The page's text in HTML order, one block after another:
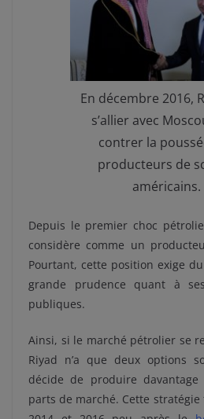
En décembre 2016,
s’allier avec
contrer la
producteurs de
américains.
Depuis le premier choc
considère comme un
Pourtant, cette position exige
grande prudence quant à
publiques.
Ainsi, si le marché pétrolier se
Riyad n’a que deux options
décide de produire
parts de marché. Cette